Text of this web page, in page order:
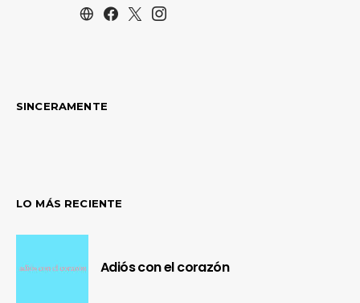
SINCERAMENTE
LO MÁS RECIENTE
Adiós con el corazón